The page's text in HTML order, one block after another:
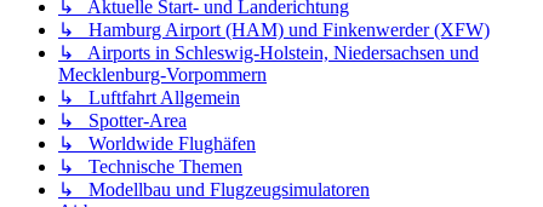
↳ Aktuelle Start- und Landerichtung
↳ Hamburg Airport (HAM) und Finkenwerder (XFW)
↳ Airports in Schleswig-Holstein, Niedersachsen und
Mecklenburg-Vorpommern
↳ Luftfahrt Allgemein
↳ Spotter-Area
↳ Worldwide Flughäfen
↳ Technische Themen
↳ Modellbau und Flugzeugsimulatoren